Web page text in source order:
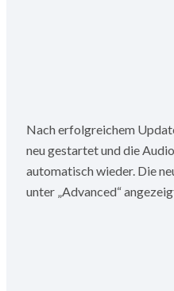
Nach erfolgreichem
neu gestartet und die
automatisch wieder. Die
unter „Advanced“